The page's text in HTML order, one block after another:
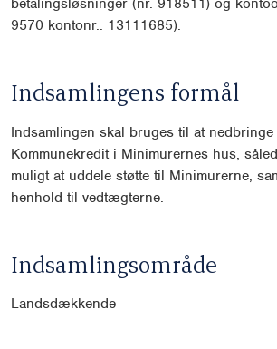
betalingsløsninger (nr. 918511) og
9570 kontonr.: 13111685).
Indsamlingens formål
Indsamlingen skal bruges til at
Kommunekredit i Minimurernes hus,
muligt at uddele støtte til Minimurerne,
henhold til vedtægterne.
Indsamlingsområde
Landsdækkende